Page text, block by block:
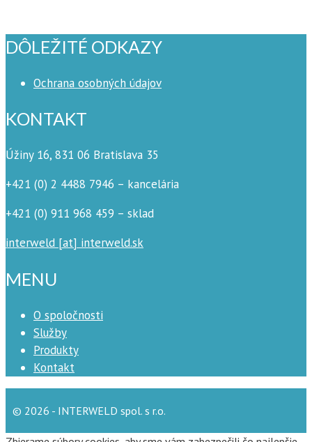
DÔLEŽITÉ ODKAZY
Ochrana osobných údajov
KONTAKT
Úžiny 16, 831 06 Bratislava 35
+421 (0) 2 4488 7946 – kancelária
+421 (0) 911 968 459 – sklad
interweld [at] interweld.sk
MENU
O spoločnosti
Služby
Produkty
Kontakt
© 2026 - INTERWELD spol. s r.o.